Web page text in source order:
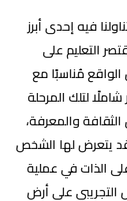
فيه إحدى أبرز
التعليم على
مُناسبًا مع
لتلك المرحلة
الثقافة والمعرفة،
قد يتعرض لها الشخص
الذات في عملية
التجريبي على أرض